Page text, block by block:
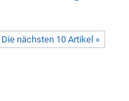
Die nächsten 10 Artikel »